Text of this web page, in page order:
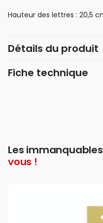
Hauteur des lettres : 20,5
Détails du produit
Fiche technique
Les immanquables
vous !